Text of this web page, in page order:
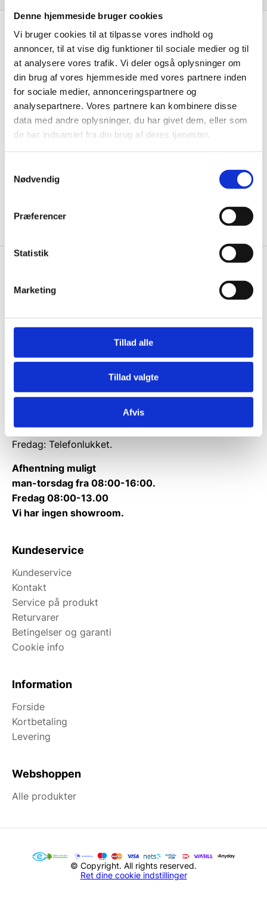
Denne hjemmeside bruger cookies
Vi bruger cookies til at tilpasse vores indhold og
annoncer, til at vise dig funktioner til sociale medier og til
at analysere vores trafik. Vi deler også oplysninger om
din brug af vores hjemmeside med vores partnere inden
for sociale medier, annonceringspartnere og
analysepartnere. Vores partnere kan kombinere disse
data med andre oplysninger, du har givet dem, eller som
de har indsamlet fra din brug af deres tjenester.
Nødvendig
Præferencer
Statistik
Marketing
Tillad alle
Tillad valgte
Afvis
Få de bedste tilbud først!
Husk at tilmelde dig vores nyhedsbrev og vær først
til de bedste tilbud. Og bare rolig, vi spammer dig
ikke, men sender kun relevante tilbud og
informationer til dig.
Gastrobutikken ApS
7430 Ikast
Telefon træffetid:
Mandag til torsdag: 10:00 – 14:00.
Fredag: Telefonlukket.
Afhentning muligt
man-torsdag fra 08:00-16:00.
Fredag 08:00-13.00
Vi har ingen showroom.
Kundeservice
Kundeservice
Kontakt
Service på produkt
Returvarer
Betingelser og garanti
Cookie info
Information
Forside
Kortbetaling
Levering
Webshoppen
Alle produkter
© Copyright. All rights reserved.
Ret dine cookie indstillinger